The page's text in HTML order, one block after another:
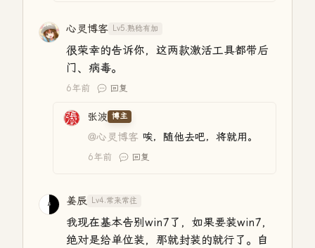
心灵博客 Lv5.熟稔有加
很荣幸的告诉你，这两款激活工具都带后
门、病毒。
6年前 回复
张波 博主
@心灵博客 唉，随他去吧，将就用。
6年前 回复
姜辰 Lv4.常来常往
我现在基本告别win7了，如果要装win7，
绝对是给单位装，那就封装的就行了。自